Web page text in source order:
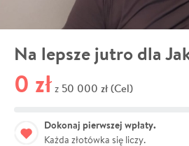
Na lepsze jutro dla
0 zł z 50 000 zł (Cel)
Dokonaj pierwszej wpłaty.
Każda złotówka się liczy.